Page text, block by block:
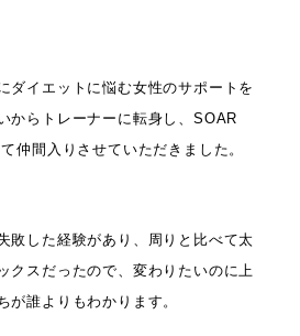
ダイエットに悩む女性のサポートを
からトレーナーに転身し、SOAR
仲間入りさせていただきました。
敗した経験があり、周りと比べて太
クスだったので、変わりたいのに上
が誰よりもわかります。